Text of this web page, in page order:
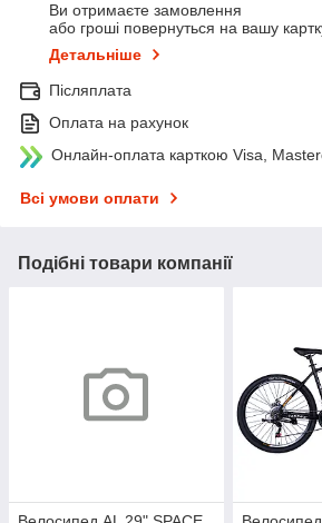
Ви отримаєте замовлення
або гроші повернуться на вашу
Детальніше
Післяплата
Оплата на рахунок
Онлайн-оплата карткою Visa,
Всі умови оплати
Подібні товари компанії